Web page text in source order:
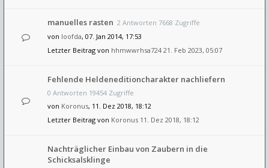
manuelles rasten 2 Antworten 7668 Zugriffe
von loofda, 07. Jan 2014, 17:53
Letzter Beitrag von hhmwwrhsa724 21. Feb 2023, 05:07
Fehlende Heldeneditioncharakter nachliefern
0 Antworten 19454 Zugriffe
von Koronus, 11. Dez 2018, 18:12
Letzter Beitrag von Koronus 11. Dez 2018, 18:12
Nachträglicher Einbau von Zaubern in die
Schicksalsklinge